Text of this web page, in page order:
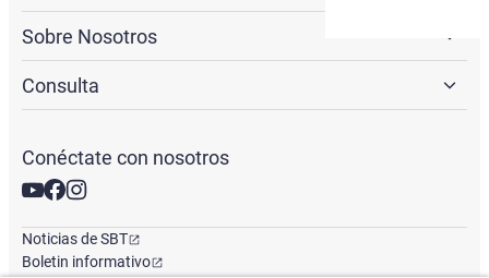
Sobre Nosotros
Consulta
Conéctate con nosotros
Noticias de SBT
Boletin informativo